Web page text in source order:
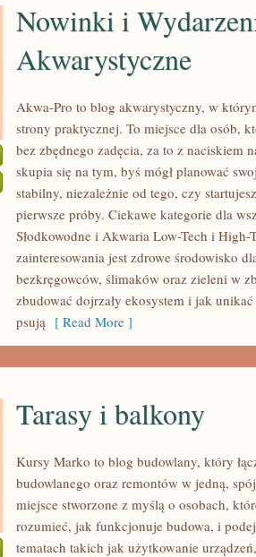
WYDARZENIA
Nowinki i
Akwarystyczne
Akwa-Pro to blog akwarystyczny, w
strony praktycznej. To miejsce dla osób,
bez zbędnego zadęcia, za to z naciskiem
skupia się na tym, byś mógł planować
stabilny, niezależnie od tego, czy
pierwsze próby. Ciekawe kategorie dla
Słodkowodne i Akwaria Low-Tech i High-
zainteresowania jest zdrowe środowisko
bezkręgowców, ślimaków oraz zieleni w
zbudować dojrzały ekosystem i jak
psują [ Read More ]
Tarasy i balkony
Kursy Marko to blog budowlany, który
budowlanego oraz remontów w jedną,
miejsce stworzone z myślą o osobach,
rozumieć, jak funkcjonuje budowa, i
tematach takich jak użytkowanie